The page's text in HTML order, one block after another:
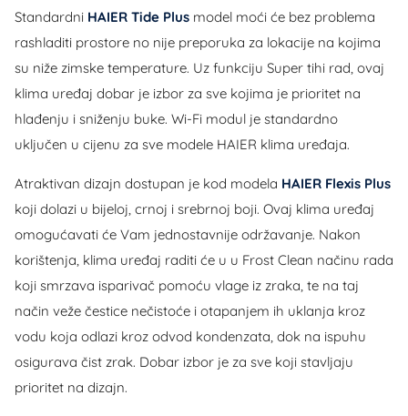
Standardni HAIER Tide Plus model moći će bez problema
rashladiti prostore no nije preporuka za lokacije na kojima
su niže zimske temperature. Uz funkciju Super tihi rad, ovaj
klima uređaj dobar je izbor za sve kojima je prioritet na
hlađenju i sniženju buke. Wi-Fi modul je standardno
uključen u cijenu za sve modele HAIER klima uređaja.
Atraktivan dizajn dostupan je kod modela HAIER Flexis Plus
koji dolazi u bijeloj, crnoj i srebrnoj boji. Ovaj klima uređaj
omogućavati će Vam jednostavnije održavanje. Nakon
korištenja, klima uređaj raditi će u u Frost Clean načinu rada
koji smrzava isparivač pomoću vlage iz zraka, te na taj
način veže čestice nečistoće i otapanjem ih uklanja kroz
vodu koja odlazi kroz odvod kondenzata, dok na ispuhu
osigurava čist zrak. Dobar izbor je za sve koji stavljaju
prioritet na dizajn.